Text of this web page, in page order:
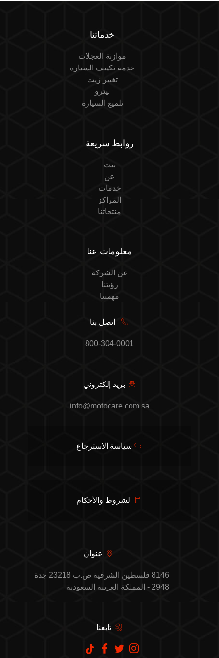
خدماتنا
موازنة العجلات
خدمة تكييف السيارة
تغيير زيت
نيترو
تلميع السيارة
روابط سريعة
بيت
عن
خدمات
المراكز
منتجاتنا
معلومات عنا
عن الشركة
رؤيتنا
مهمتنا
اتصل بنا
800-304-0001
بريد إلكتروني
info@motocare.com.sa
سياسة الاسترجاع
الشروط والأحكام
عنوان
8146 فلسطين الشرفية ص.ب 23218 جدة
2948 - المملكة العربية السعودية
تابعنا